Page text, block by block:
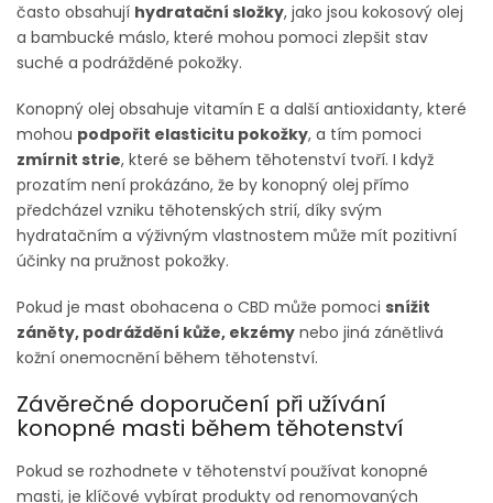
často obsahují hydratační složky, jako jsou kokosový olej
a bambucké máslo, které mohou pomoci zlepšit stav
suché a podrážděné pokožky.
Konopný olej obsahuje vitamín E a další antioxidanty, které
mohou podpořit elasticitu pokožky, a tím pomoci
zmírnit strie, které se během těhotenství tvoří. I když
prozatím není prokázáno, že by konopný olej přímo
předcházel vzniku těhotenských strií, díky svým
hydratačním a výživným vlastnostem může mít pozitivní
účinky na pružnost pokožky.
Pokud je mast obohacena o CBD může pomoci snížit
záněty, podráždění kůže, ekzémy nebo jiná zánětlivá
kožní onemocnění během těhotenství​.
Závěrečné doporučení při užívání
konopné masti během těhotenství
Pokud se rozhodnete v těhotenství používat konopné
masti, je klíčové vybírat produkty od renomovaných